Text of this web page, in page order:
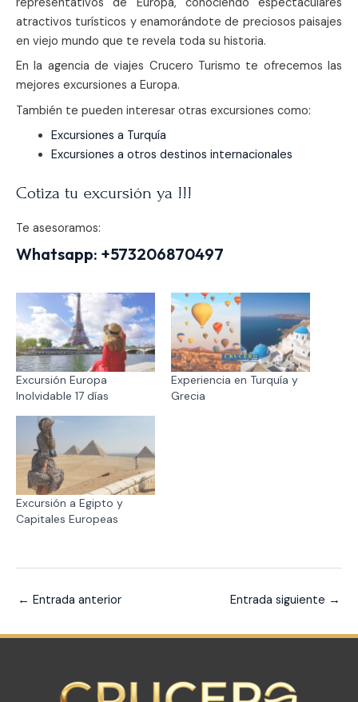
atractivos turísticos y enamorándote de preciosos paisajes
en viejo mundo que te revela toda su historia.
En la agencia de viajes Crucero Turismo te ofrecemos las
mejores excursiones a Europa.
También te pueden interesar otras excursiones como:
Excursiones a Turquía
Excursiones a otros destinos internacionales
Cotiza tu excursión ya !!!
Te asesoramos:
Whatsapp: +573206870497
Excursión Europa
Inolvidable 17 días
Experiencia en Turquía y
Grecia
Excursión a Egipto y
Capitales Europeas
← Entrada anterior Entrada siguiente →